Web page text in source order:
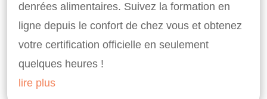
denrées alimentaires. Suivez la formation en
ligne depuis le confort de chez vous et obtenez
votre certification officielle en seulement
quelques heures !
lire plus